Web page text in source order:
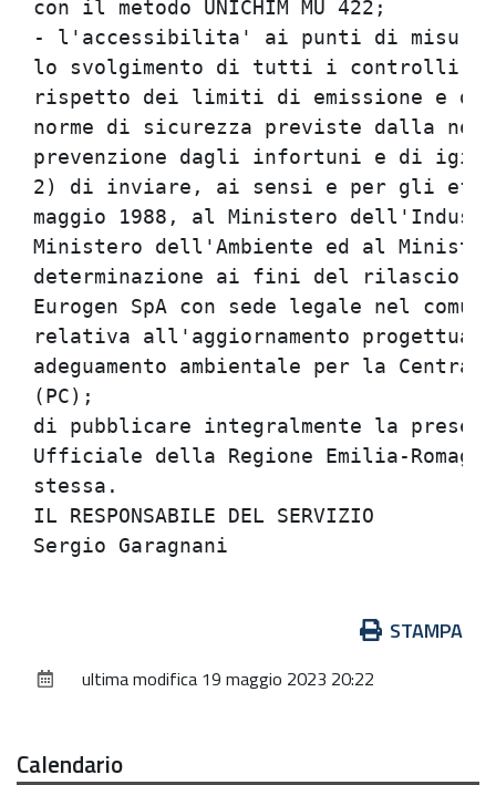
con il metodo
- l'accessibilita' ai punti di
lo svolgimento di tutti i
rispetto dei limiti di
norme di sicurezza previste
prevenzione dagli
2) di inviare, ai sensi e per
maggio 1988, al Ministero
Ministero dell'Ambiente ed al
determinazione ai fini del
Eurogen SpA con sede legale
relativa
adeguamento ambientale per
di pubblicare integralmente la
Ufficiale della Regione Emilia-
IL
documento
STAMPA
ultima modifica 19 maggio 2023 20:22
Calendario